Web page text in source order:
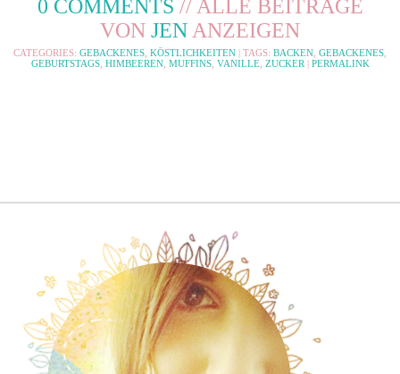
neuemteilen
Fenster
geöffnet)
teilen
(Wird
in
neuem
Fenster
geöffnet)
teilen
(Wird
in
neuem
Fenster
geöffnet)
via
E-
Mail
zu
senden
(Wird
0 COMMENTS // ALLE BEITRÄGE
VON JEN ANZEIGEN
CATEGORIES: GEBACKENES KÖSTLICHKEITEN | TAGS: BACKEN GEBACKENES
GEBURTSTAGS, HIMBEEREN, MUFFINS, VANILLE, ZUCKER | PERMALINK